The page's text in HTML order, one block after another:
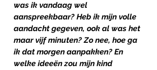
was ik vandaag wel
aanspreekbaar? Heb ik mijn volle
aandacht gegeven, ook al was het
maar vijf minuten? Zo nee, hoe ga
ik dat morgen aanpakken? En
welke ideeën zou mijn kind